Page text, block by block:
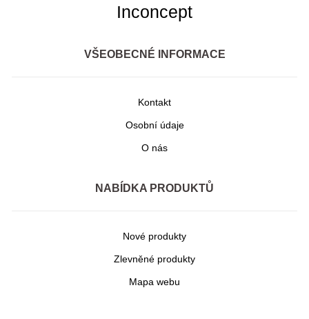
Inconcept
VŠEOBECNÉ INFORMACE
Kontakt
Osobní údaje
O nás
NABÍDKA PRODUKTŮ
Nové produkty
Zlevněné produkty
Mapa webu